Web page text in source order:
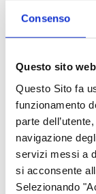
Consenso
Questo sito
Questo Sito fa
funzionamento
parte
navigazione
servizi messi a
si acconsente
Selezionando
Asse III - AL
Codice